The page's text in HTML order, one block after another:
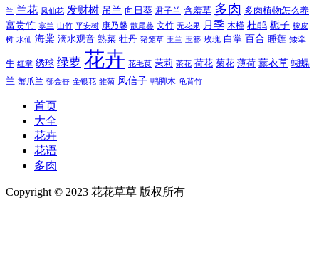
兰 兰花 凤仙花 发财树 吊兰 向日葵 君子兰 含羞草 多肉 多肉植物怎么养
富贵竹 寒兰 山竹 平安树 康乃馨 散尾葵 文竹 无花果 月季 木槿 杜鹃 栀子 橡皮
树 水仙 海棠 滴水观音 熟菜 牡丹 猪笼草 玉兰 玉簪 玫瑰 白掌 百合 睡莲 矮牵
牛 红掌 绣球 绿萝 花卉 花毛茛 茉莉 茶花 荷花 菊花 薄荷 薰衣草 蝴蝶
兰 蟹爪兰 郁金香 金银花 雏菊 风信子 鸭脚木 龟背竹
首页
大全
花卉
花语
多肉
Copyright © 2023 花花草草 版权所有